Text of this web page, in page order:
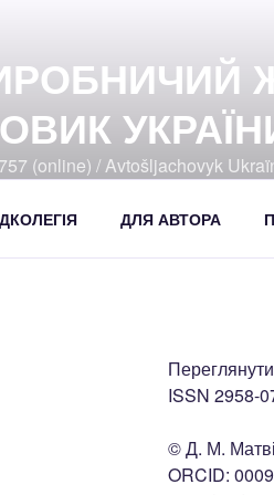
(online) / Avtošljachovyk
ДЛЯ АВТОРА
ISSN 2958-
© Д. М.
ORCID: